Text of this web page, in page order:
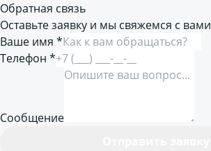
Обратная связь
Оставьте заявку и мы свяжемся с вами
Ваше имя *
Телефон *
Сообщение